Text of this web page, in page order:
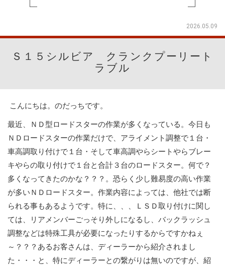
2026.05.09
Ｓ１５シルビア クランクプーリート
ラブル
こんにちは。のだっちです。
最近、ＮＤ型ロードスターの作業が多くなっている。今日も
ＮＤロードスターの作業だけで、アライメント調整で１台・
車高調取り付けで１台・そして車高調やらシートやらブレー
キやらの取り付けで１台と合計３台のロードスター。何で？
多くなってきたのかな？？？。恐らく少し難易度の高い作業
が多いＮＤロードスター。作業内容によっては、他社では断
られる事もあるようです。特に、、、ＬＳＤ取り付けに関し
ては、リアメンバーごっそり外しになるし、バックラッシュ
調整などは特殊工具が必要になったりするからですかねぇ
～？？？あるお客さんは、ディーラーから紹介されまし
た・・・と、特にディーラーとの繋がりは無いのですが、紹